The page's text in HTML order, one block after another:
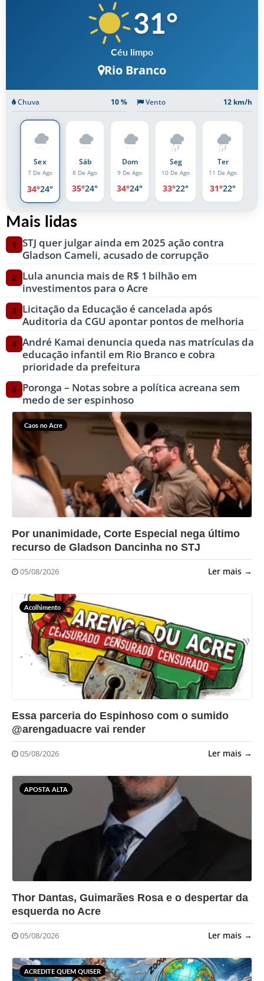
31°
Céu limpo
Rio Branco
Chuva 10 % Vento 12 km/h
Sex
7 De Ago
34°24°
Sáb
8 De Ago
35°24°
Dom
9 De Ago
34°24°
Seg
10 De Ago
33°22°
Ter
11 De Ago
31°22°
Mais lidas
1
STJ quer julgar ainda em 2025 ação contra
Gladson Cameli, acusado de corrupção
2 Lula anuncia mais de R$ 1 bilhão em
investimentos para o Acre
3 Licitação da Educação é cancelada após
Auditoria da CGU apontar pontos de melhoria
4 André Kamai denuncia queda nas matrículas da
educação infantil em Rio Branco e cobra
prioridade da prefeitura
5 Poronga – Notas sobre a política acreana sem
medo de ser espinhoso
Caos no Acre
?>
Por unanimidade, Corte Especial nega último
recurso de Gladson Dancinha no STJ
05/08/2026 Ler mais →
Acolhimento
?>
Essa parceria do Espinhoso com o sumido
@arengaduacre vai render
05/08/2026 Ler mais →
APOSTA ALTA
?>
Thor Dantas, Guimarães Rosa e o despertar da
esquerda no Acre
05/08/2026 Ler mais →
ACREDITE QUEM QUISER